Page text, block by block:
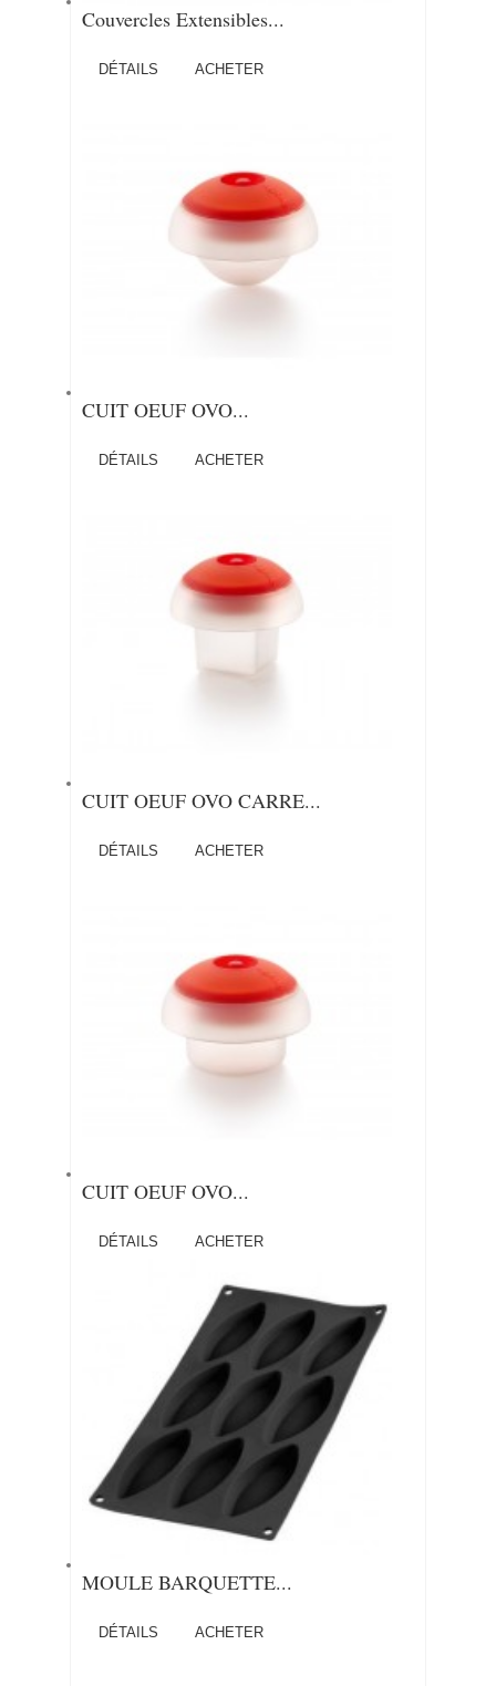
Couvercles Extensibles...
DÉTAILS ACHETER
CUIT OEUF OVO...
DÉTAILS ACHETER
CUIT OEUF OVO CARRE...
DÉTAILS ACHETER
CUIT OEUF OVO...
DÉTAILS ACHETER
MOULE BARQUETTE...
DÉTAILS ACHETER